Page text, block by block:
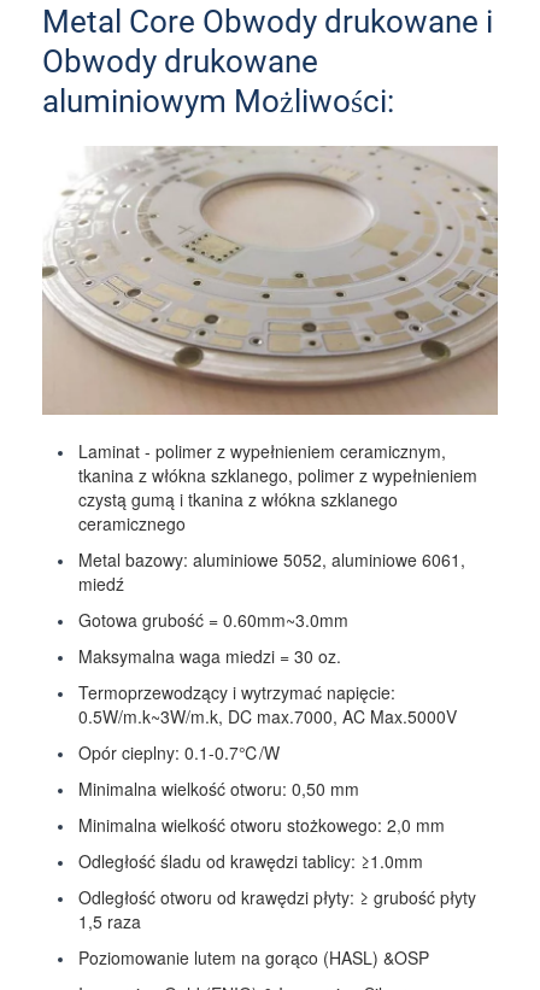
Metal Core Obwody drukowane i
Obwody drukowane
aluminiowym Możliwości:
Laminat - polimer z wypełnieniem ceramicznym,
tkanina z włókna szklanego, polimer z wypełnieniem
czystą gumą i tkanina z włókna szklanego
ceramicznego
Metal bazowy: aluminiowe 5052, aluminiowe 6061,
miedź
Gotowa grubość = 0.60mm~3.0mm
Maksymalna waga miedzi = 30 oz.
Termoprzewodzący i wytrzymać napięcie:
0.5W/m.k~3W/m.k, DC max.7000, AC Max.5000V
Opór cieplny: 0.1-0.7℃/W
Minimalna wielkość otworu: 0,50 mm
Minimalna wielkość otworu stożkowego: 2,0 mm
Odległość śladu od krawędzi tablicy: ≥1.0mm
Odległość otworu od krawędzi płyty: ≥ grubość płyty
1,5 raza
Poziomowanie lutem na gorąco (HASL) &OSP